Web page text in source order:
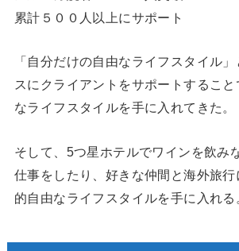
累計５００人以上にサポート
「自分だけの自由なライフスタイル
スにクライアントをサポートするこ
なライフスタイルを手に入れてきた。
そして、5つ星ホテルでワインを飲み
仕事をしたり、好きな仲間と海外旅
的自由なライフスタイルを手に入れる